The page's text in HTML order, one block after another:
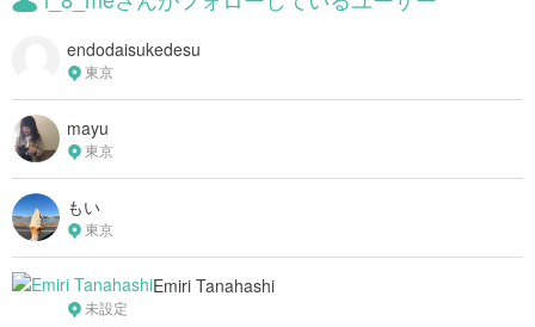
endodaisukedesu
東京
mayu
東京
もい
東京
Emiri Tanahashi
未設定